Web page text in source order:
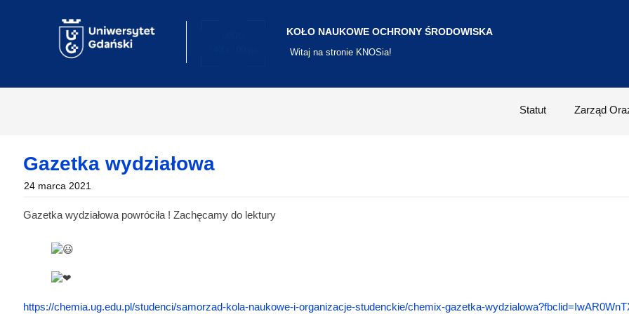
KOŁO NAUKOWE OCHRONY ŚRODOWISKA
Witaj na stronie KNOSia!
Statut Zarząd
Gazetka wydziałowa
24 marca 2021
Gazetka wydziałowa powróciła ! Zachęcamy do lektury
https://chemia.ug.edu.pl/studenci/samorzad-kola-naukowe-i-organizacje-studenckie/chemix-gazetka-